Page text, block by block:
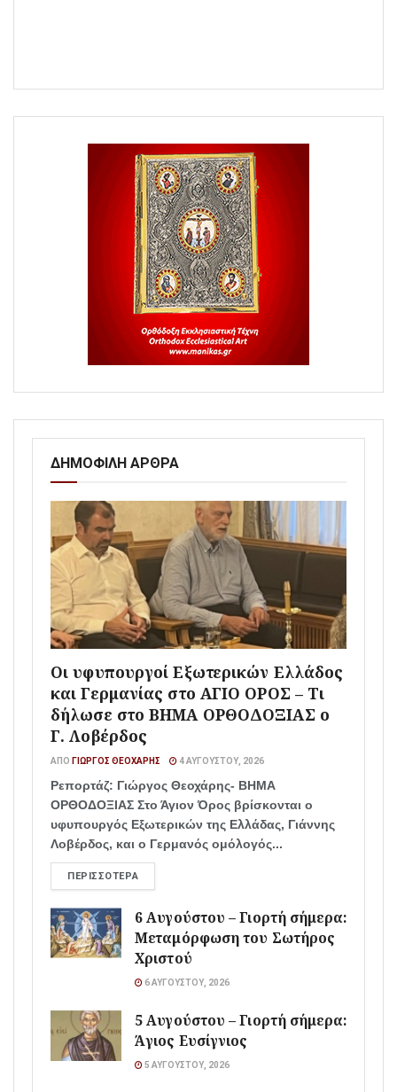
ΔΗΜΟΦΙΛΗ ΑΡΘΡΑ
Οι υφυπουργοί Εξωτερικών Ελλάδος
και Γερμανίας στο ΑΓΙΟ ΟΡΟΣ – Τι
δήλωσε στο ΒΗΜΑ ΟΡΘΟΔΟΞΙΑΣ ο
Γ. Λοβέρδος
ΑΠΌ ΓΙΏΡΓΟΣ ΘΕΟΧΆΡΗΣ 4 ΑΥΓΟΎΣΤΟΥ, 2026
Ρεπορτάζ: Γιώργος Θεοχάρης- ΒΗΜΑ
ΟΡΘΟΔΟΞΙΑΣ Στο Άγιον Όρος βρίσκονται ο
υφυπουργός Εξωτερικών της Ελλάδας, Γιάννης
Λοβέρδος, και ο Γερμανός ομόλογός...
ΠΕΡΙΣΣΌΤΕΡΑ
6 Αυγούστου – Γιορτή σήμερα:
Μεταμόρφωση του Σωτήρος
Χριστού
6 ΑΥΓΟΎΣΤΟΥ, 2026
5 Αυγούστου – Γιορτή σήμερα:
Άγιος Ευσίγνιος
5 ΑΥΓΟΎΣΤΟΥ, 2026